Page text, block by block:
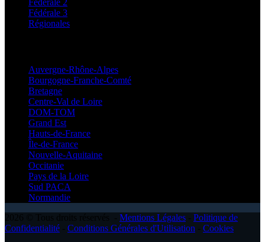
Fédérale 2
Fédérale 3
Régionales
Auvergne-Rhône-Alpes
Bourgogne-Franche-Comté
Bretagne
Centre-Val de Loire
DOM-TOM
Grand Est
Hauts-de-France
Île-de-France
Nouvelle-Aquitaine
Occitanie
Pays de la Loire
Sud PACA
Normandie
Mentions Légales
Politique de
Confidentialité
Conditions Générales d'Utilisation
Cookies